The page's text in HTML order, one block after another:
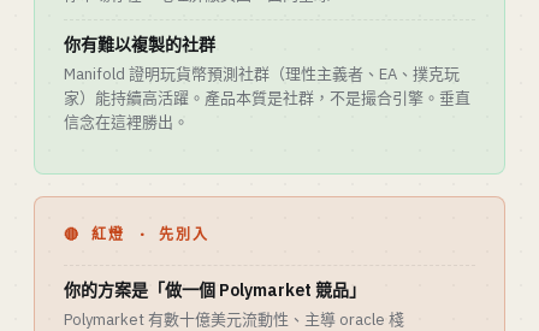
你有難以複製的社群
Manifold 證明玩貨幣預測社群（理性主義者、EA、撲克玩
家）能持續高活躍。產品本質是社群，不是撮合引擎。垂直
信念在這裡勝出。
🔴 紅燈 · 先別入
你的方案是「做一個 Polymarket 競品」
Polymarket 有數十億美元流動性、主導 oracle 棧